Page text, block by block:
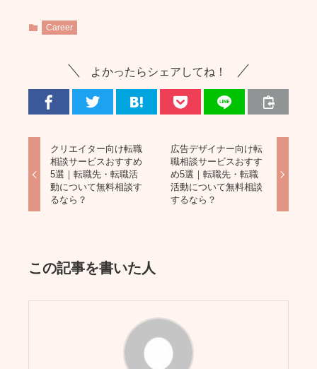
Career
よかったらシェアしてね！
クリエイター向け転職
相談サービスおすすめ
5選｜転職先・転職活
動について無料相談す
るなら？
広告デザイナー向け転
職相談サービスおすす
め5選｜転職先・転職
活動について無料相談
するなら？
この記事を書いた人